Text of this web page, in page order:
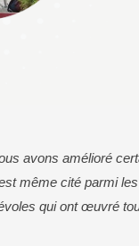
familles
seniors
personnes en difficulté
avons amélioré
même cité parmi
qui ont œuvré